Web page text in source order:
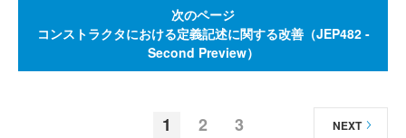
次のページ
コンストラクタにおける定義記述に関する改善（JEP482 -
Second Preview）
1 2 3 NEXT